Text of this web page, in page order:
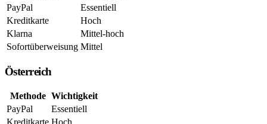
PayPal
Essentiell
Kreditkarte
Hoch
Klarna
Mittel-hoch
Sofortüberweisung Mittel
Österreich
Methode Wichtigkeit
PayPal
Essentiell